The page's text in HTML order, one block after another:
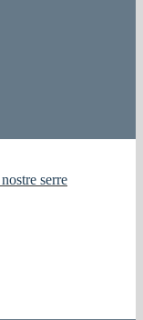
serre